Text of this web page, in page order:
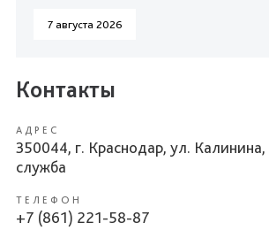
7 августа 2026
Контакты
АДРЕС
350044, г. Краснодар, ул. Калинина,
служба
ТЕЛЕФОН
+7 (861) 221-58-87